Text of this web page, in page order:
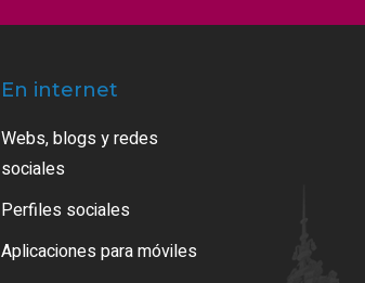
En internet
Webs, blogs y redes
sociales
Perfiles sociales
Aplicaciones para móviles